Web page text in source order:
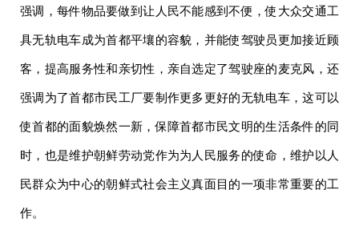
强调，每件物品要做到让人民不能感到不便，使大众交通工
具无轨电车成为首都平壤的容貌，并能使驾驶员更加接近顾
客，提高服务性和亲切性，亲自选定了驾驶座的麦克风，还
强调为了首都市民工厂要制作更多更好的无轨电车，这可以
使首都的面貌焕然一新，保障首都市民文明的生活条件的同
时，也是维护朝鲜劳动党作为为人民服务的使命，维护以人
民群众为中心的朝鲜式社会主义真面目的一项非常重要的工
作。